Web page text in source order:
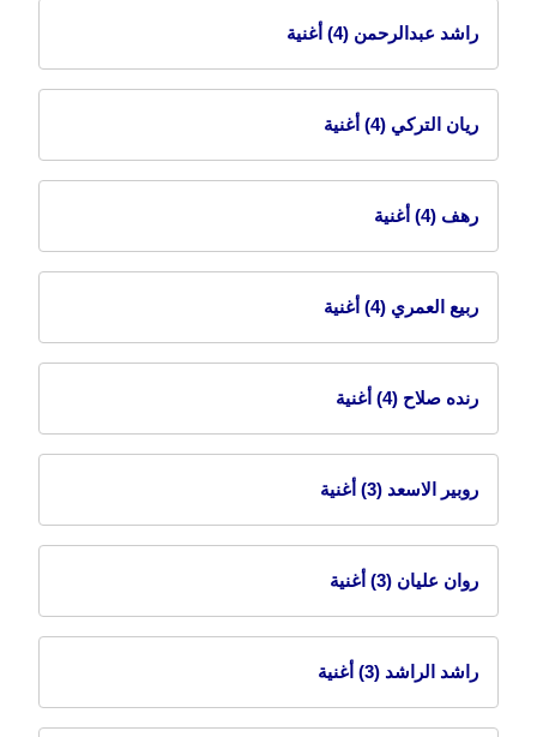
راشد عبدالرحمن (4) أغنية
ريان التركي (4) أغنية
رهف (4) أغنية
ربيع العمري (4) أغنية
رنده صلاح (4) أغنية
روبير الاسعد (3) أغنية
روان عليان (3) أغنية
راشد الراشد (3) أغنية